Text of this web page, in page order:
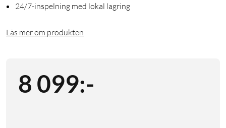
24/7-inspelning med lokal lagring
Läs mer om produkten
8 099:-